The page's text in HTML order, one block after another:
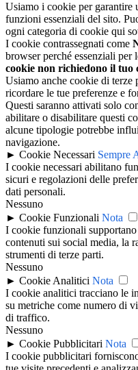
Usiamo i cookie per garantire
funzioni essenziali del sito.
ogni categoria di cookie qui
I cookie contrassegnati come
browser perché essenziali per
cookie non richiedono il tuo
Usiamo anche cookie di terze
ricordare le tue preferenze e
Questi saranno attivati solo
abilitare o disabilitare questi
alcune tipologie potrebbe
navigazione.
► Cookie Necessari Sempre
I cookie necessari abilitano
sicuri e regolazioni delle
dati personali.
Nessuno
► Cookie Funzionali Nota
I cookie funzionali
contenuti sui social media, la
strumenti di terze parti.
Nessuno
► Cookie Analitici Nota
I cookie analitici tracciano le
su metriche come numero di
di traffico.
Nessuno
► Cookie Pubblicitari Nota
I cookie pubblicitari